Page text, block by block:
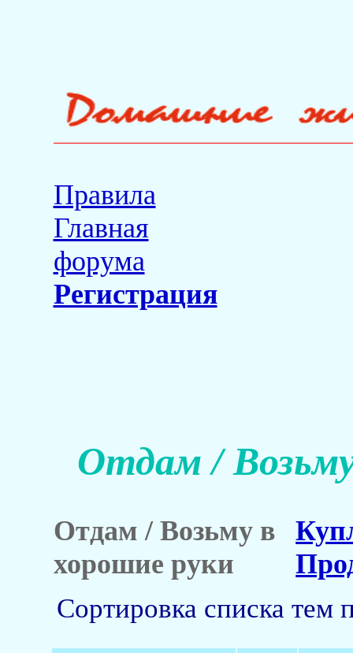
Правила
Главная
форума
Регистрация
Отдам /
Отдам / Возьму в
хорошие руки
Сортировка списка тем